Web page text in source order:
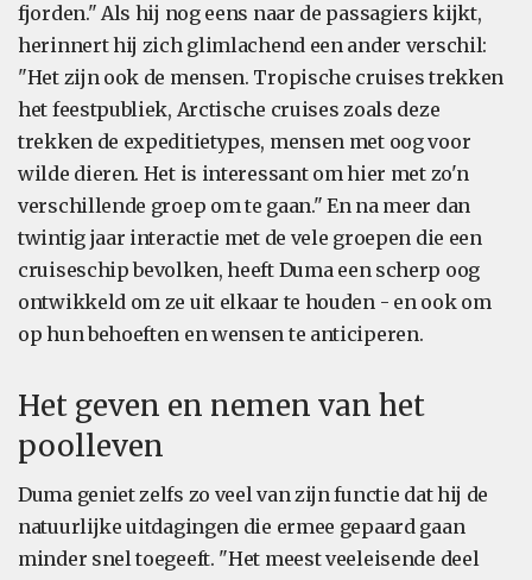
fjorden." Als hij nog eens naar de passagiers kijkt,
herinnert hij zich glimlachend een ander verschil:
"Het zijn ook de mensen. Tropische cruises trekken
het feestpubliek, Arctische cruises zoals deze
trekken de expeditietypes, mensen met oog voor
wilde dieren. Het is interessant om hier met zo'n
verschillende groep om te gaan." En na meer dan
twintig jaar interactie met de vele groepen die een
cruiseschip bevolken, heeft Duma een scherp oog
ontwikkeld om ze uit elkaar te houden - en ook om
op hun behoeften en wensen te anticiperen.
Het geven en nemen van het
poolleven
Duma geniet zelfs zo veel van zijn functie dat hij de
natuurlijke uitdagingen die ermee gepaard gaan
minder snel toegeeft. "Het meest veeleisende deel